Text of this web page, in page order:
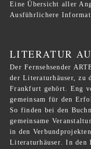
Eine Übersicht aller
Ausführlichere
LITERATUR
Der Fernsehsender
der Literaturhäuser, zu
Frankfurt gehört. Eng
gemeinsam für den
So finden bei den
gemeinsame
in den
Literaturhäuser. In den